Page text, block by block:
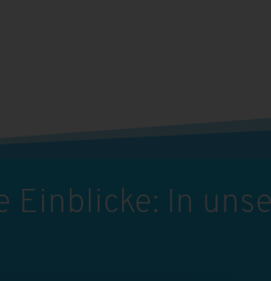
Einblicke: In